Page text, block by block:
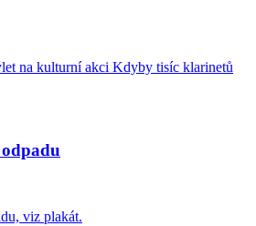
na kulturní akci Kdyby tisíc klarinetů
odpadu
viz plakát.